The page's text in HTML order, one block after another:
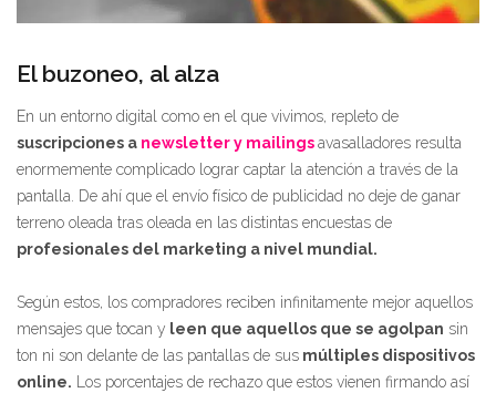
El buzoneo, al alza
En un entorno digital como en el que vivimos, repleto de
suscripciones a newsletter y mailingsavasalladores resulta
enormemente complicado lograr captar la atención a través de la
pantalla. De ahí que el envío físico de publicidad no deje de ganar
terreno oleada tras oleada en las distintas encuestas de
profesionales del marketing a nivel mundial.
Según estos, los compradores reciben infinitamente mejor aquellos
mensajes que tocan y leen que aquellos que se agolpan sin
ton ni son delante de las pantallas de sus múltiples dispositivos
online. Los porcentajes de rechazo que estos vienen firmando así